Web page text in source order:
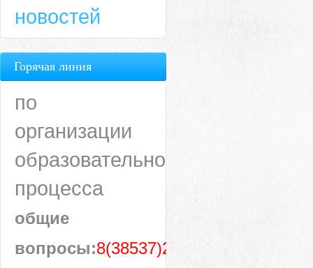
новостей
Горячая линия
по
организации
образовательного
процесса
общие
вопросы:8(38537)28-